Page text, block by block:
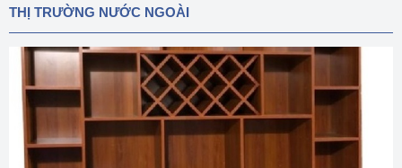
THỊ TRƯỜNG NƯỚC NGOÀI